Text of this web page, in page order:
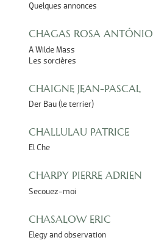
Quelques annonces
CHAGAS ROSA ANTÓNIO
A Wilde Mass
Les sorcières
CHAIGNE JEAN-PASCAL
Der Bau (le terrier)
CHALLULAU PATRICE
El Che
CHARPY PIERRE ADRIEN
Secouez-moi
CHASALOW ERIC
Elegy and observation